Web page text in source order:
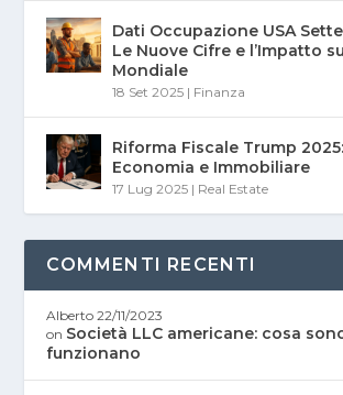
Dati Occupazione USA
Le Nuove Cifre e l’Impatto
Mondiale
18 Set 2025 | Finanza
Riforma Fiscale Trump
Economia e Immobiliare
17 Lug 2025 | Real Estate
COMMENTI RECENTI
Alberto 22/11/2023
on Società LLC americane: cosa
funzionano